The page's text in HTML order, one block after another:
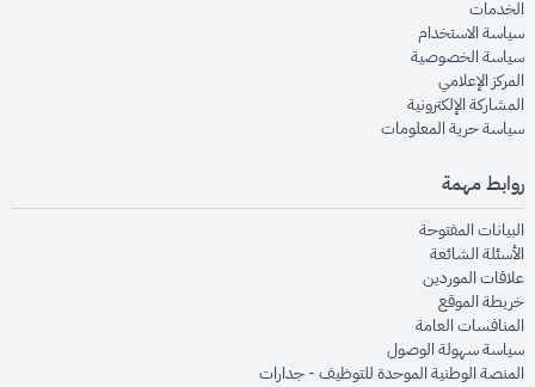
الخدماتopens in new window
سياسة الاستخدام
سياسة الخصوصيةopens in new window
المركز الإعلاميopens in new window
المشاركة الإلكترونيةopens in new window
سياسة حرية المعلوماتopens in new window
روابط مهمة
البيانات المفتوحةopens in new window
الأسئلة الشائعةopens in new window
علاقات الموردينopens in new window
خريطة الموقعopens in new window
المنافسات العامةopens in new window
سياسة سهولة الوصولopens in new window
المنصة الوطنية الموحدة للتوظيف - جداراتopens in new window